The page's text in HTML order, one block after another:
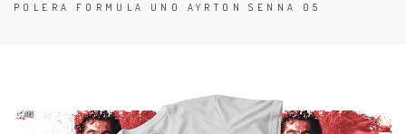
POLERA FORMULA UNO AYRTON SENNA 05